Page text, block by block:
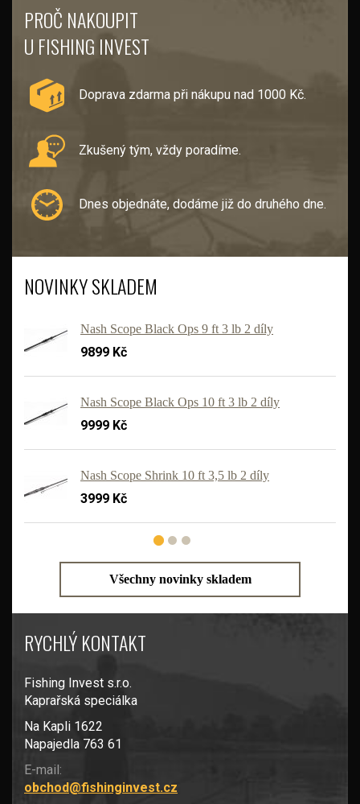
PROČ NAKOUPIT
U FISHING INVEST
Doprava zdarma při nákupu nad 1000 Kč.
Zkušený tým, vždy poradíme.
Dnes objednáte, dodáme již do druhého dne.
NOVINKY SKLADEM
Nash Scope Black Ops 9 ft 3 lb 2 díly
9899 Kč
Nash Scope Black Ops 10 ft 3 lb 2 díly
9999 Kč
Nash Scope Shrink 10 ft 3,5 lb 2 díly
3999 Kč
Všechny novinky skladem
RYCHLÝ KONTAKT
Fishing Invest s.r.o.
Kaprařská speciálka
Na Kapli 1622
Napajedla 763 61
E-mail:
obchod@fishinginvest.cz